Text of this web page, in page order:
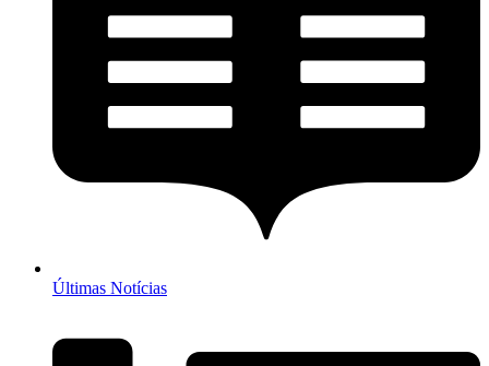
Últimas Notícias